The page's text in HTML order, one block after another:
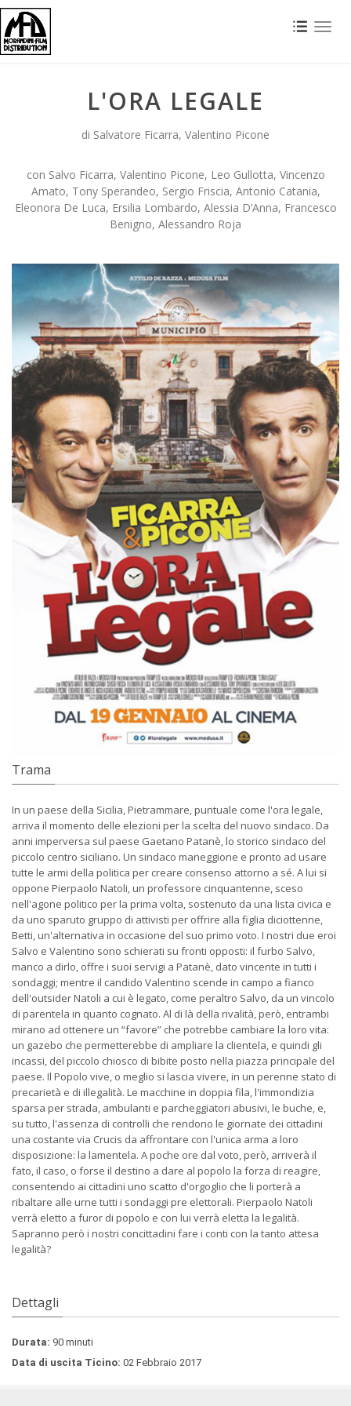
L'ORA LEGALE
di Salvatore Ficarra, Valentino Picone
con Salvo Ficarra, Valentino Picone, Leo Gullotta, Vincenzo
Amato, Tony Sperandeo, Sergio Friscia, Antonio Catania,
Eleonora De Luca, Ersilia Lombardo, Alessia D’Anna, Francesco
Benigno, Alessandro Roja
Trama
In un paese della Sicilia, Pietrammare, puntuale come l'ora legale,
arriva il momento delle elezioni per la scelta del nuovo sindaco. Da
anni imperversa sul paese Gaetano Patanè, lo storico sindaco del
piccolo centro siciliano. Un sindaco maneggione e pronto ad usare
tutte le armi della politica per creare consenso attorno a sé. A lui si
oppone Pierpaolo Natoli, un professore cinquantenne, sceso
nell'agone politico per la prima volta, sostenuto da una lista civica e
da uno sparuto gruppo di attivisti per offrire alla figlia diciottenne,
Betti, un'alternativa in occasione del suo primo voto. I nostri due eroi
Salvo e Valentino sono schierati su fronti opposti: il furbo Salvo,
manco a dirlo, offre i suoi servigi a Patanè, dato vincente in tutti i
sondaggi; mentre il candido Valentino scende in campo a fianco
dell'outsider Natoli a cui è legato, come peraltro Salvo, da un vincolo
di parentela in quanto cognato. Al di là della rivalità, però, entrambi
mirano ad ottenere un “favore” che potrebbe cambiare la loro vita:
un gazebo che permetterebbe di ampliare la clientela, e quindi gli
incassi, del piccolo chiosco di bibite posto nella piazza principale del
paese. Il Popolo vive, o meglio si lascia vivere, in un perenne stato di
precarietà e di illegalità. Le macchine in doppia fila, l'immondizia
sparsa per strada, ambulanti e parcheggiatori abusivi, le buche, e,
su tutto, l'assenza di controlli che rendono le giornate dei cittadini
una costante via Crucis da affrontare con l'unica arma a loro
disposizione: la lamentela. A poche ore dal voto, però, arriverà il
fato, il caso, o forse il destino a dare al popolo la forza di reagire,
consentendo ai cittadini uno scatto d'orgoglio che li porterà a
ribaltare alle urne tutti i sondaggi pre elettorali. Pierpaolo Natoli
verrà eletto a furor di popolo e con lui verrà eletta la legalità.
Sapranno però i nostri concittadini fare i conti con la tanto attesa
legalità?
Dettagli
Durata: 90 minuti
Data di uscita Ticino: 02 Febbraio 2017